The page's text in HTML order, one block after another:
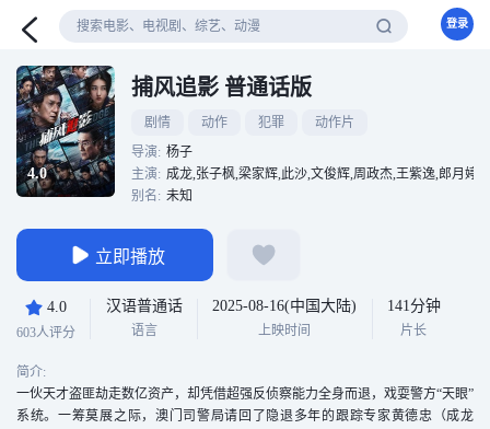
登录
4.0
捕风追影 普通话版
剧情 动作 犯罪
动作片
导演: 杨子
主演: 成龙,张子枫,梁家辉,此沙,文俊辉,周政杰,王紫逸,郎月婷,
别名: 未知
立即播放
4.0
603人评分
汉语普通话
语言
2025-08-16(中国大陆)
上映时间
141分钟
片长
简介:
一伙天才盗匪劫走数亿资产，却凭借超强反侦察能力全身而退，戏耍警方“天眼”
系统。一筹莫展之际，澳门司警局请回了隐退多年的跟踪专家黄德忠（成龙